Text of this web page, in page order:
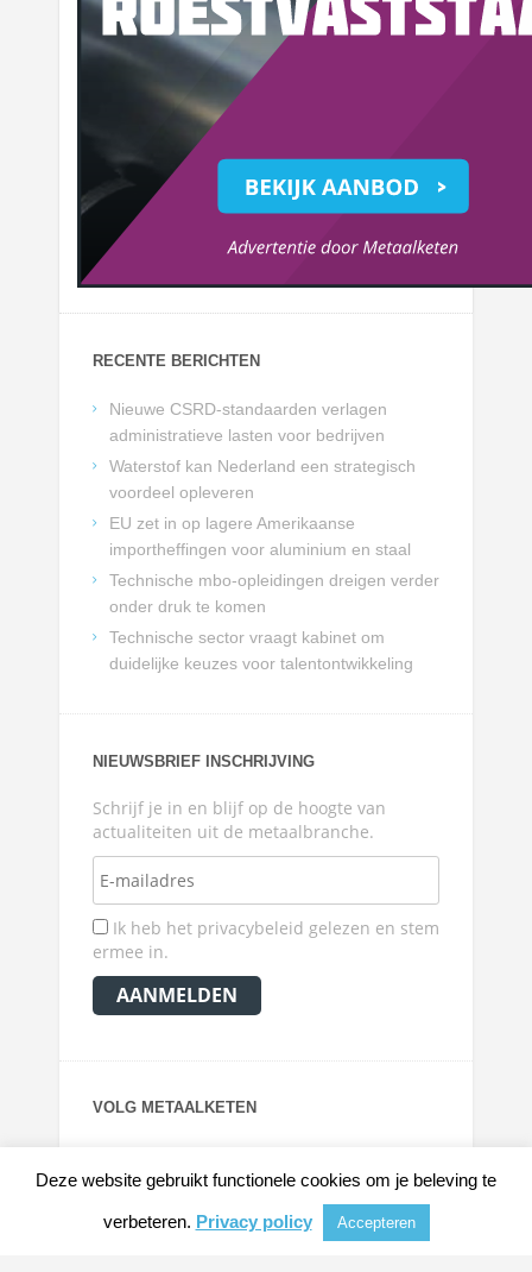
RECENTE BERICHTEN
Nieuwe CSRD-standaarden verlagen
administratieve lasten voor bedrijven
Waterstof kan Nederland een strategisch
voordeel opleveren
EU zet in op lagere Amerikaanse
importheffingen voor aluminium en staal
Technische mbo-opleidingen dreigen verder
onder druk te komen
Technische sector vraagt kabinet om
duidelijke keuzes voor talentontwikkeling
NIEUWSBRIEF INSCHRIJVING
Schrijf je in en blijf op de hoogte van
actualiteiten uit de metaalbranche.
Ik heb het privacybeleid gelezen en stem
ermee in.
VOLG METAALKETEN
Deze website gebruikt functionele cookies om je beleving te
verbeteren. Privacy policy Accepteren